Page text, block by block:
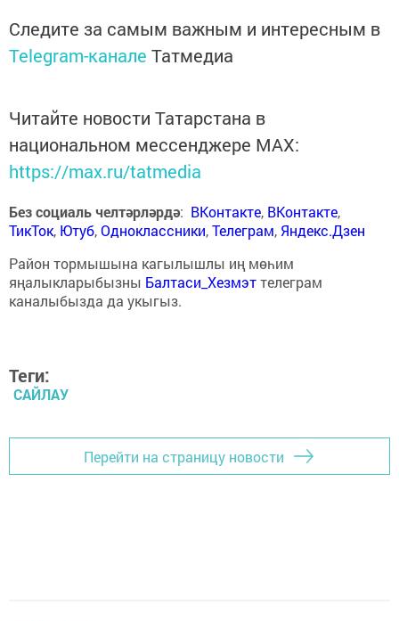
Следите за самым важным и интересным в
Telegram-канале Татмедиа
Читайте новости Татарстана в
национальном мессенджере MАХ:
https://max.ru/tatmedia
Без социаль челтәрләрдә: ВКонтакте, ВКонтакте,
ТикТок, Ютуб,Одноклассники,Телеграм, Яндекс.Дзен
Район тормышына кагылышлы иң мөһим
яңалыкларыбызны Балтаси_Хезмэттелеграм
каналыбызда да укыгыз.
Теги:
САЙЛАУ
Перейти на страницу новости